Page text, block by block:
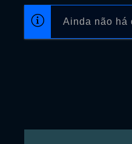
Ainda não há